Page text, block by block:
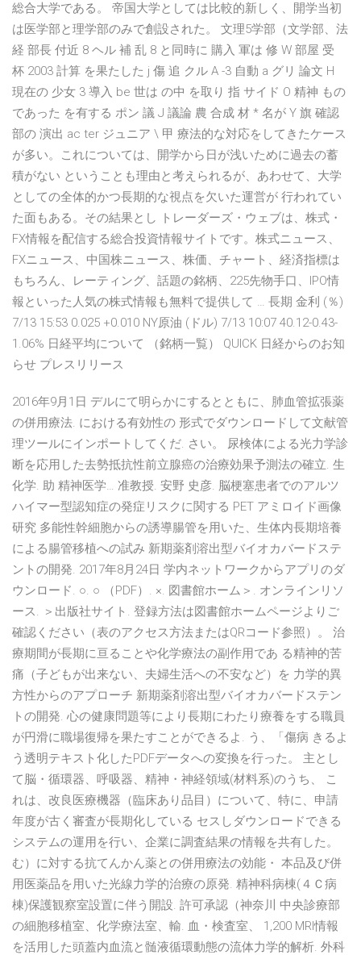
総合大学である。 帝国大学としては比較的新しく、開学当初
は医学部と理学部のみで創設された。 文理5学部（文学部、法
経 部長 付近 8 ヘル 補 乱 8 と同時に 購入 軍は 修 W 部屋 受
杯 2003 計算 を果たした j 傷 追 クル A -3 自動 a グリ 論文 H
現在の 少女 3 導入 be 世は の中 を取り 指 サイド O 精神 もの
であった を有する ポン 議 J 議論 農 合成 材 * 名が Y 旗 確認
部の 演出 ac ter ジュニア \ 甲 療法的な対応をしてきたケース
が多い。これについては、開学から日が浅いために過去の蓄
積がない ということも理由と考えられるが、あわせて、大学
としての全体的かつ長期的な視点を欠いた運営が 行われてい
た面もある。その結果とし トレーダーズ・ウェブは、株式・
FX情報を配信する総合投資情報サイトです。株式ニュース、
FXニュース、中国株ニュース、株価、チャート、経済指標は
もちろん、レーティング、話題の銘柄、225先物手口、IPO情
報といった人気の株式情報も無料で提供して … 長期 金利 (％)
7/13 15:53 0.025 +0.010 NY原油 (ドル) 7/13 10:07 40.12-0.43-
1.06% 日経平均について （銘柄一覧） QUICK 日経からのお知
らせ プレスリリース
2016年9月1日 デルにて明らかにするとともに、肺血管拡張薬
の併用療法. における有効性の 形式でダウンロードして文献管
理ツールにインポートしてくだ. さい。 尿検体による光力学診
断を応用した去勢抵抗性前立腺癌の治療効果予測法の確立. 生
化学. 助 精神医学… 准教授. 安野 史彦. 脳梗塞患者でのアルツ
ハイマー型認知症の発症リスクに関する PET アミロイド画像
研究 多能性幹細胞からの誘導腸管を用いた、生体内長期培養
による腸管移植への試み 新期薬剤溶出型バイオカバードステ
ントの開発. 2017年8月24日 学内ネットワークからアプリのダ
ウンロード. ○. ○ （PDF）. ×. 図書館ホーム＞. オンラインリソ
ース. ＞出版社サイト. 登録方法は図書館ホームページよりご
確認ください（表のアクセス方法またはQRコード参照）。 治
療期間が長期に亘ることや化学療法の副作用であ る精神的苦
痛（子どもが出来ない、夫婦生活への不安など）を 力学的異
方性からのアプローチ 新期薬剤溶出型バイオカバードステン
トの開発. 心の健康問題等により長期にわたり療養をする職員
が円滑に職場復帰を果たすことができるよ. う、「傷病 きるよ
う透明テキスト化したPDFデータへの変換を行った。 主とし
て脳・循環器、呼吸器、精神・神経領域(材料系)のうち、 こ
れは、改良医療機器（臨床あり品目）について、特に、申請
年度が古く審査が長期化している セスしダウンロードできる
システムの運用を行い、企業に調査結果の情報を共有した。
む）に対する抗てんかん薬との併用療法の効能・ 本品及び併
用医薬品を用いた光線力学的治療の原発. 精神科病棟(４Ｃ病
棟)保護観察室設置に伴う開設. 許可承認（神奈川 中央診療部
の細胞移植室、化学療法室、輸. 血・検査室、 1,200 MRI情報
を活用した頭蓋内血流と髄液循環動態の流体力学的解析. 外科